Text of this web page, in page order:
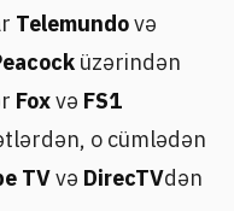
Telemundovə
üzərindən
Foxvə FS1
o cümlədən
TVvə DirecTVdən